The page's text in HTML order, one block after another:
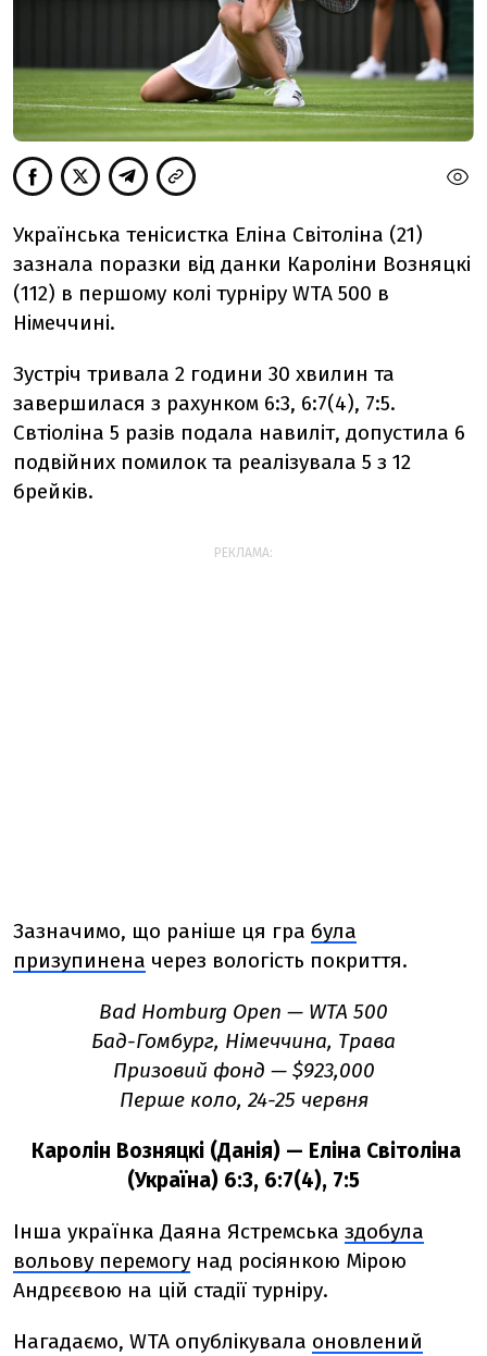
Українська тенісистка Еліна Світоліна (21)
зазнала поразки від данки Кароліни Возняцкі
(112) в першому колі турніру WTA 500 в
Німеччині.
Зустріч тривала 2 години 30 хвилин та
завершилася з рахунком 6:3, 6:7(4), 7:5.
Свтіоліна 5 разів подала навиліт, допустила 6
подвійних помилок та реалізувала 5 з 12
брейків.
РЕКЛАМА:
Зазначимо, що раніше ця гра була
призупинена через вологість покриття.
Bad Homburg Open — WTA 500
Бад-Гомбург, Німеччина, Трава
Призовий фонд —$923,000
Перше коло, 24-25 червня
Каролін Возняцкі (Данія) — Еліна Світоліна
(Україна) 6:3, 6:7(4), 7:5
Інша українка Даяна Ястремська здобула
вольову перемогу над росіянкою Мірою
Андрєєвою на цій стадії турніру.
Нагадаємо, WTA опублікувала оновлений